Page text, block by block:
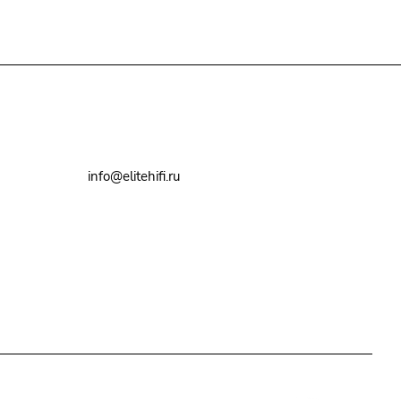
info@elitehifi.ru